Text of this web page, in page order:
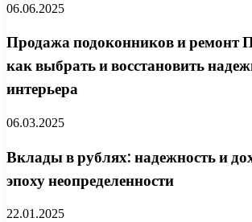
06.06.2025
Продажа подоконников и ремонт
как выбрать и восстановить
интерьера
06.03.2025
Вклады в рублях: надежность и
эпоху неопределенности
22.01.2025